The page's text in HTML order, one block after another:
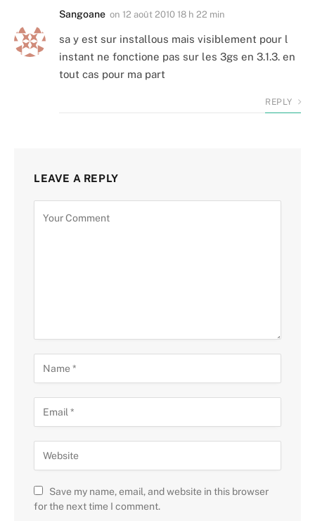
Sangoane on 12 août 2010 18 h 22 min
sa y est sur installous mais visiblement pour l
instant ne fonctione pas sur les 3gs en 3.1.3. en
tout cas pour ma part
REPLY
LEAVE A REPLY
Save my name, email, and website in this browser
for the next time I comment.